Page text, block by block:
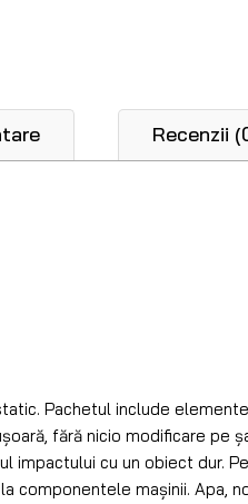
Recenzii
Pachetul include
fără nicio modificare pe
cu un obiect dur.
componentele mașinii. Apa,